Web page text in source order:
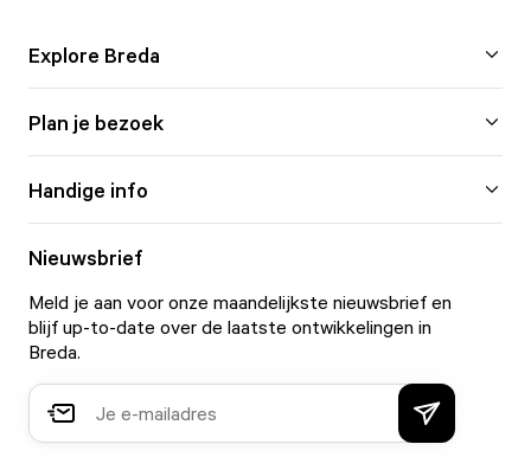
Explore Breda
Plan je bezoek
Handige info
Nieuwsbrief
Meld je aan voor onze maandelijkste nieuwsbrief en
blijf up-to-date over de laatste ontwikkelingen in
Breda.